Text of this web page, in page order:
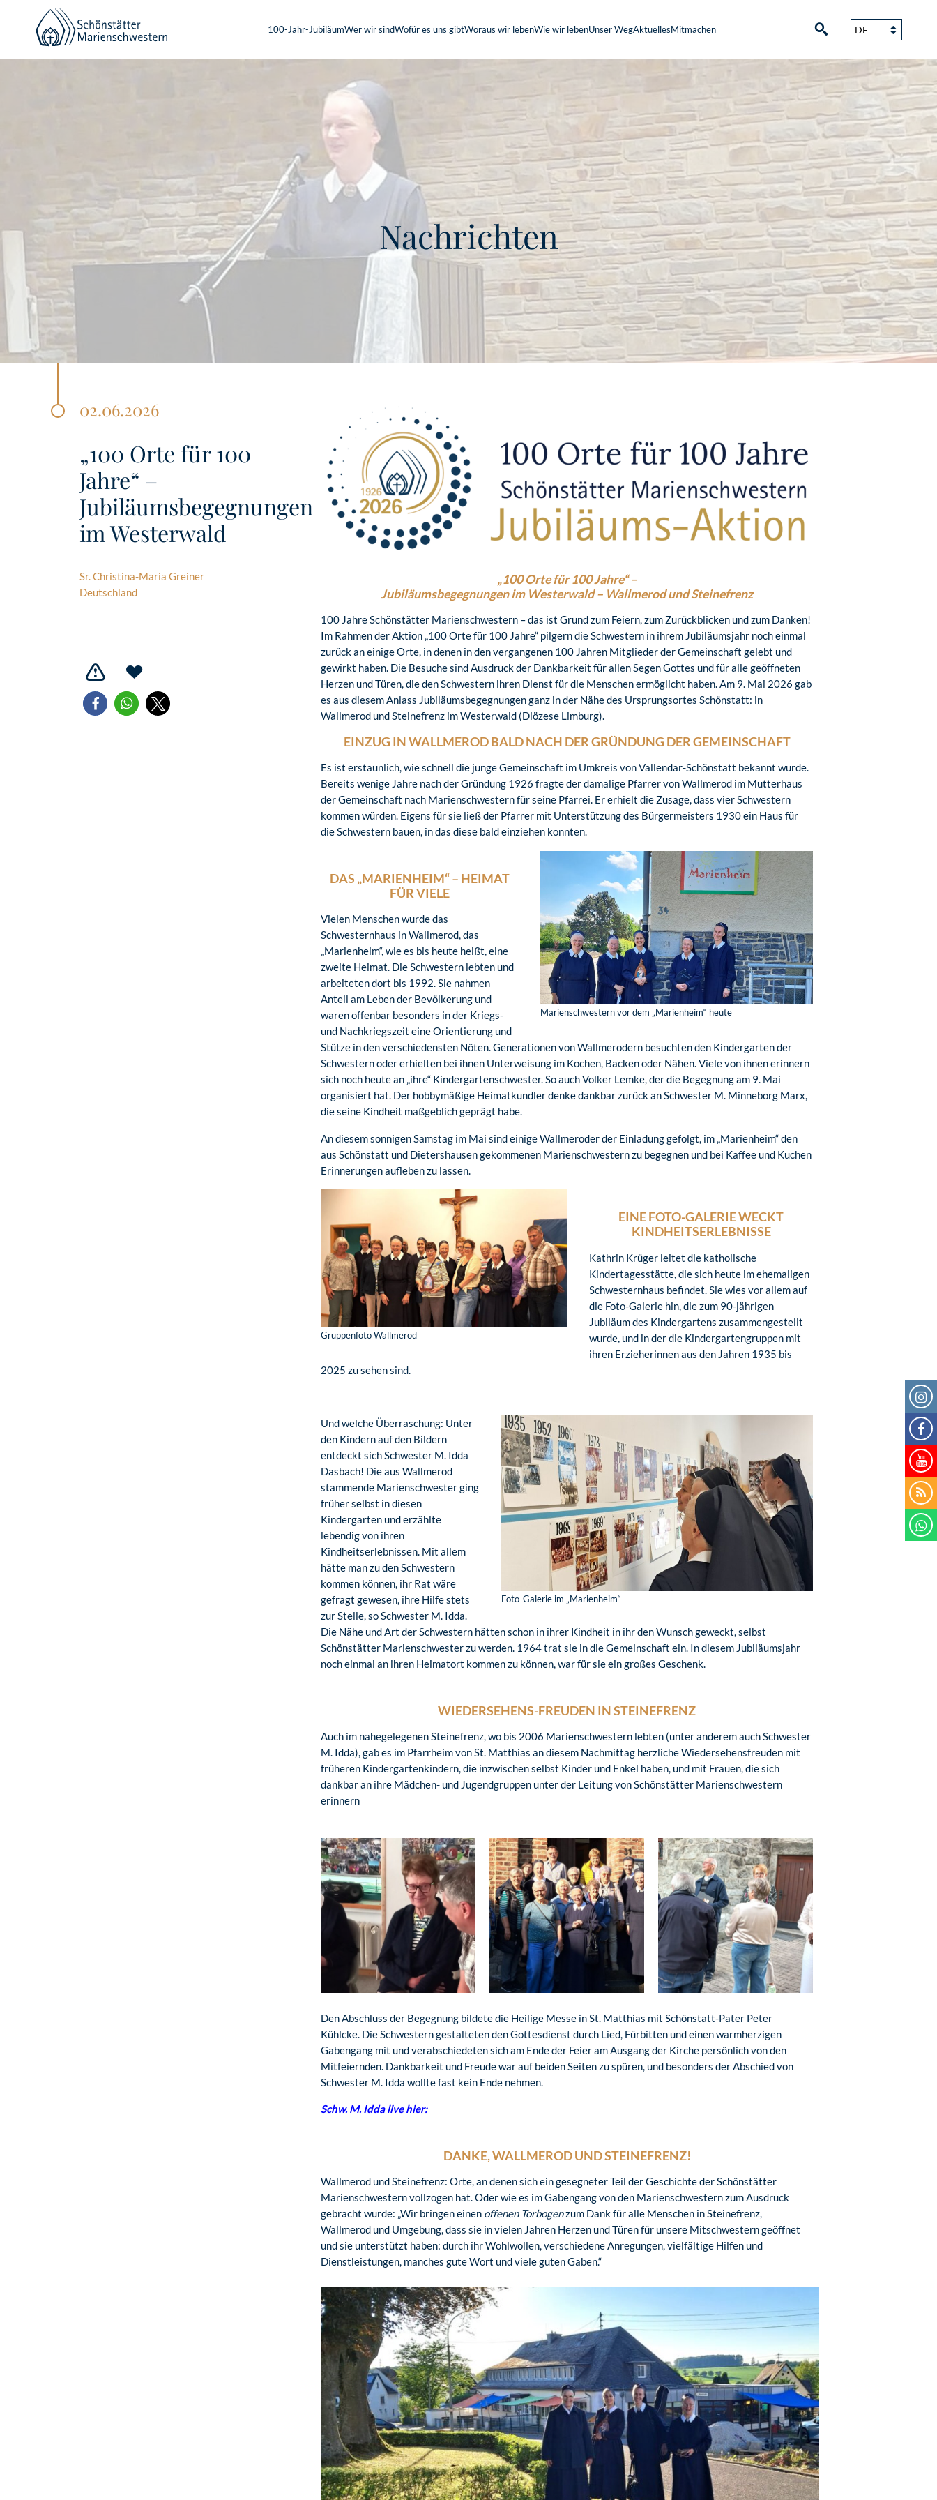
100-Jahr-JubiläumWer wir sindWofür es uns gibtWoraus wir lebenWie wir lebenUnser WegAktuellesMitmachen
Nachrichten
02.06.2026
„100 Orte für 100
Jahre“ –
Jubiläumsbegegnungen
im Westerwald
Sr. Christina-Maria Greiner
Deutschland
„100 Orte für 100 Jahre“ –
Jubiläumsbegegnungen im Westerwald – Wallmerod und Steinefrenz
100 Jahre Schönstätter Marienschwestern – das ist Grund zum Feiern, zum Zurückblicken und zum Danken!
Im Rahmen der Aktion „100 Orte für 100 Jahre“ pilgern die Schwestern in ihrem Jubiläumsjahr noch einmal
zurück an einige Orte, in denen in den vergangenen 100 Jahren Mitglieder der Gemeinschaft gelebt und
gewirkt haben. Die Besuche sind Ausdruck der Dankbarkeit für allen Segen Gottes und für alle geöffneten
Herzen und Türen, die den Schwestern ihren Dienst für die Menschen ermöglicht haben. Am 9. Mai 2026 gab
es aus diesem Anlass Jubiläumsbegegnungen ganz in der Nähe des Ursprungsortes Schönstatt: in
Wallmerod und Steinefrenz im Westerwald (Diözese Limburg).
EINZUG IN WALLMEROD BALD NACH DER GRÜNDUNG DER GEMEINSCHAFT
Es ist erstaunlich, wie schnell die junge Gemeinschaft im Umkreis von Vallendar-Schönstatt bekannt wurde.
Bereits wenige Jahre nach der Gründung 1926 fragte der damalige Pfarrer von Wallmerod im Mutterhaus
der Gemeinschaft nach Marienschwestern für seine Pfarrei. Er erhielt die Zusage, dass vier Schwestern
kommen würden. Eigens für sie ließ der Pfarrer mit Unterstützung des Bürgermeisters 1930 ein Haus für
die Schwestern bauen, in das diese bald einziehen konnten.
Marienschwestern vor dem „Marienheim“ heute
DAS „MARIENHEIM“ – HEIMAT
FÜR VIELE
Vielen Menschen wurde das
Schwesternhaus in Wallmerod, das
„Marienheim“, wie es bis heute heißt, eine
zweite Heimat. Die Schwestern lebten und
arbeiteten dort bis 1992. Sie nahmen
Anteil am Leben der Bevölkerung und
waren offenbar besonders in der Kriegs-
und Nachkriegszeit eine Orientierung und
Stütze in den verschiedensten Nöten. Generationen von Wallmerodern besuchten den Kindergarten der
Schwestern oder erhielten bei ihnen Unterweisung im Kochen, Backen oder Nähen. Viele von ihnen erinnern
sich noch heute an „ihre“ Kindergartenschwester. So auch Volker Lemke, der die Begegnung am 9. Mai
organisiert hat. Der hobbymäßige Heimatkundler denke dankbar zurück an Schwester M. Minneborg Marx,
die seine Kindheit maßgeblich geprägt habe.
An diesem sonnigen Samstag im Mai sind einige Wallmeroder der Einladung gefolgt, im „Marienheim“ den
aus Schönstatt und Dietershausen gekommenen Marienschwestern zu begegnen und bei Kaffee und Kuchen
Erinnerungen aufleben zu lassen.
Gruppenfoto Wallmerod
EINE FOTO-GALERIE WECKT
KINDHEITSERLEBNISSE
Kathrin Krüger leitet die katholische
Kindertagesstätte, die sich heute im ehemaligen
Schwesternhaus befindet. Sie wies vor allem auf
die Foto-Galerie hin, die zum 90-jährigen
Jubiläum des Kindergartens zusammengestellt
wurde, und in der die Kindergartengruppen mit
ihren Erzieherinnen aus den Jahren 1935 bis
2025 zu sehen sind.
Foto-Galerie im „Marienheim“
Und welche Überraschung: Unter
den Kindern auf den Bildern
entdeckt sich Schwester M. Idda
Dasbach! Die aus Wallmerod
stammende Marienschwester ging
früher selbst in diesen
Kindergarten und erzählte
lebendig von ihren
Kindheitserlebnissen. Mit allem
hätte man zu den Schwestern
kommen können, ihr Rat wäre
gefragt gewesen, ihre Hilfe stets
zur Stelle, so Schwester M. Idda.
Die Nähe und Art der Schwestern hätten schon in ihrer Kindheit in ihr den Wunsch geweckt, selbst
Schönstätter Marienschwester zu werden. 1964 trat sie in die Gemeinschaft ein. In diesem Jubiläumsjahr
noch einmal an ihren Heimatort kommen zu können, war für sie ein großes Geschenk.
WIEDERSEHENS-FREUDEN IN STEINEFRENZ
Auch im nahegelegenen Steinefrenz, wo bis 2006 Marienschwestern lebten (unter anderem auch Schwester
M. Idda), gab es im Pfarrheim von St. Matthias an diesem Nachmittag herzliche Wiedersehensfreuden mit
früheren Kindergartenkindern, die inzwischen selbst Kinder und Enkel haben, und mit Frauen, die sich
dankbar an ihre Mädchen- und Jugendgruppen unter der Leitung von Schönstätter Marienschwestern
erinnern
Den Abschluss der Begegnung bildete die Heilige Messe in St. Matthias mit Schönstatt-Pater Peter
Kühlcke. Die Schwestern gestalteten den Gottesdienst durch Lied, Fürbitten und einen warmherzigen
Gabengang mit und verabschiedeten sich am Ende der Feier am Ausgang der Kirche persönlich von den
Mitfeiernden. Dankbarkeit und Freude war auf beiden Seiten zu spüren, und besonders der Abschied von
Schwester M. Idda wollte fast kein Ende nehmen.
Schw. M. Idda live hier:
DANKE, WALLMEROD UND STEINEFRENZ!
Wallmerod und Steinefrenz: Orte, an denen sich ein gesegneter Teil der Geschichte der Schönstätter
Marienschwestern vollzogen hat. Oder wie es im Gabengang von den Marienschwestern zum Ausdruck
gebracht wurde: „Wir bringen einen offenen Torbogenzum Dank für alle Menschen in Steinefrenz,
Wallmerod und Umgebung, dass sie in vielen Jahren Herzen und Türen für unsere Mitschwestern geöffnet
und sie unterstützt haben: durch ihr Wohlwollen, verschiedene Anregungen, vielfältige Hilfen und
Dienstleistungen, manches gute Wort und viele guten Gaben.“